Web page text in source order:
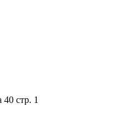
стр. 1